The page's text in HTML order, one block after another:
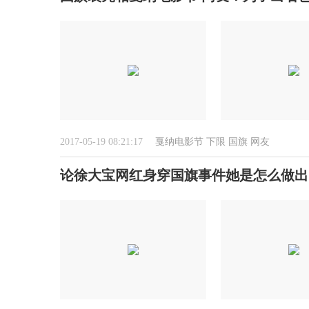
2017-05-19 08:21:17 戛纳电影节 下限 国旗 网友
论徐大宝网红身穿国旗事件她是怎么做